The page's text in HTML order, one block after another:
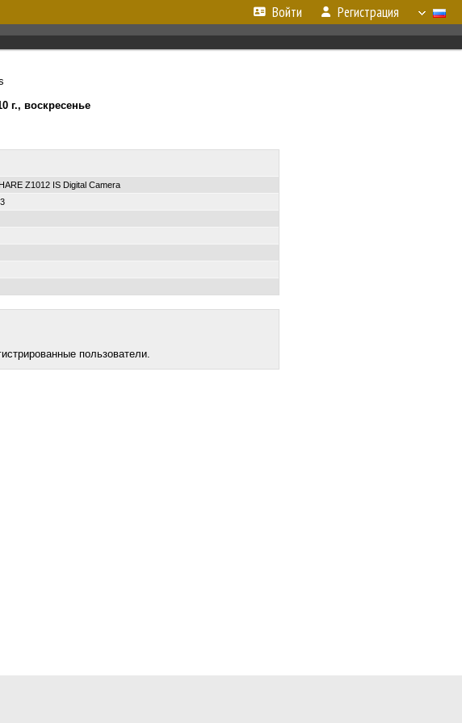
Войти Регистрация
г., воскресенье
Z1012 IS Digital Camera
пользователи.